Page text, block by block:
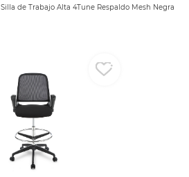
Silla de Trabajo Alta 4Tune Respaldo Mesh Negra